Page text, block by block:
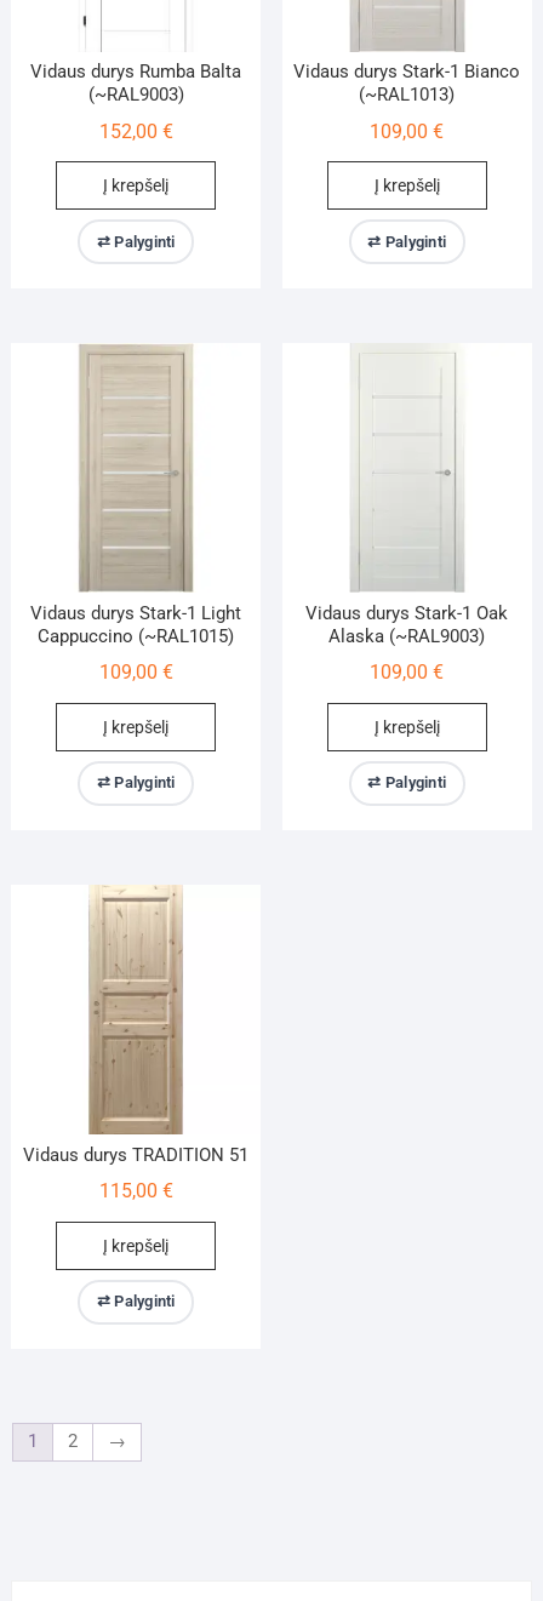
Vidaus durys Rumba Balta
(~RAL9003)
152,00 €
Į krepšelį
⇄ Palyginti
Vidaus durys Stark-1 Bianco
(~RAL1013)
109,00€
Į krepšelį
⇄ Palyginti
Vidaus durys Stark-1 Light
Cappuccino (~RAL1015)
109,00 €
Į krepšelį
⇄ Palyginti
Vidaus durys Stark-1 Oak
Alaska (~RAL9003)
109,00€
Į krepšelį
⇄ Palyginti
Vidaus durys TRADITION 51
115,00 €
Į krepšelį
⇄ Palyginti
1 2 →